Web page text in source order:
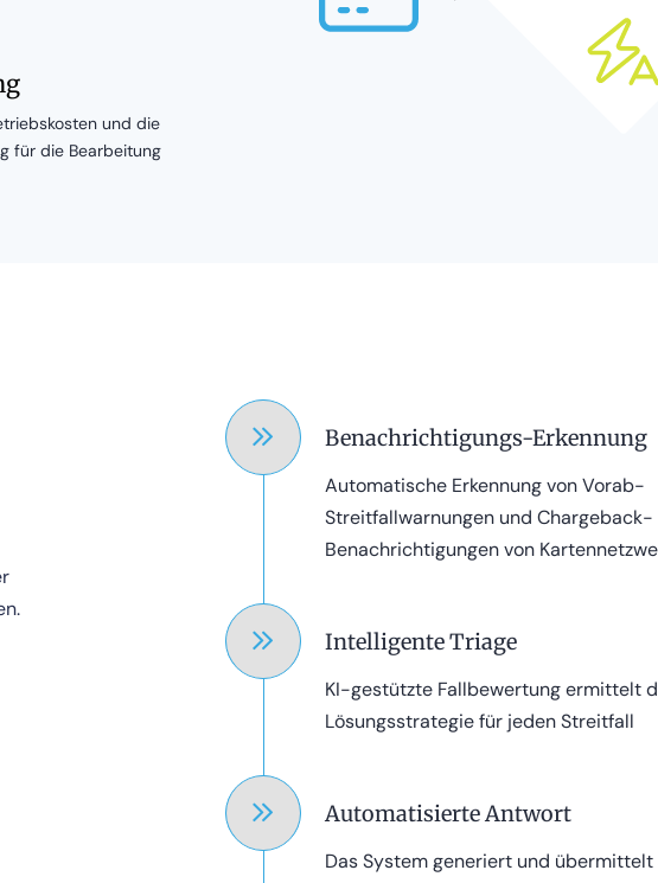
und die
für die Bearbeitung
Benachrichtigungs-Erkennung
Automatische Erkennung von Vorab-
Streitfallwarnungen und Chargeback-
Benachrichtigungen von
Intelligente Triage
KI-gestützte Fallbewertung ermittelt
Lösungsstrategie für jeden Streitfall
Automatisierte Antwort
Das System generiert und